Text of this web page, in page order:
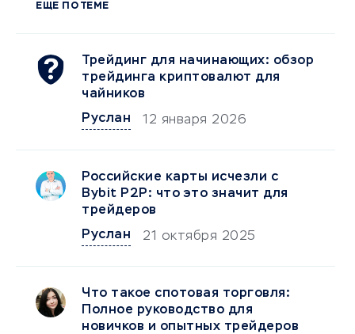
ЕЩЕ ПО ТЕМЕ
Трейдинг для начинающих: обзор
трейдинга криптовалют для
чайников
Руслан
12 января 2026
Российские карты исчезли с
Bybit P2P: что это значит для
трейдеров
Руслан
21 октября 2025
Что такое спотовая торговля:
Полное руководство для
новичков и опытных трейдеров